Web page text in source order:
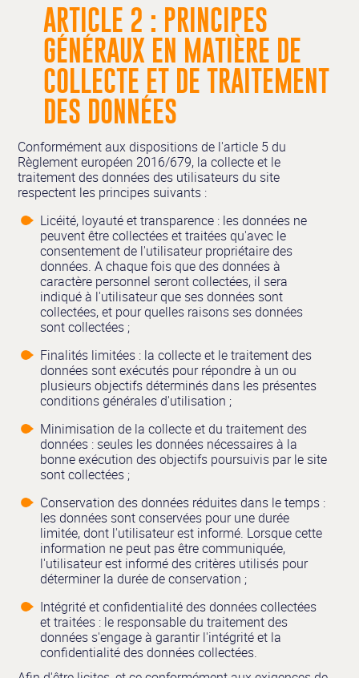
ARTICLE 2 : PRINCIPES
GÉNÉRAUX EN MATIÈRE DE
COLLECTE ET DE TRAITEMENT
DES DONNÉES
Conformément aux dispositions de l'article 5 du
Règlement européen 2016/679, la collecte et le
traitement des données des utilisateurs du site
respectent les principes suivants :
Licéité, loyauté et transparence : les données ne
peuvent être collectées et traitées qu'avec le
consentement de l'utilisateur propriétaire des
données. A chaque fois que des données à
caractère personnel seront collectées, il sera
indiqué à l'utilisateur que ses données sont
collectées, et pour quelles raisons ses données
sont collectées ;
Finalités limitées : la collecte et le traitement des
données sont exécutés pour répondre à un ou
plusieurs objectifs déterminés dans les présentes
conditions générales d'utilisation ;
Minimisation de la collecte et du traitement des
données : seules les données nécessaires à la
bonne exécution des objectifs poursuivis par le site
sont collectées ;
Conservation des données réduites dans le temps :
les données sont conservées pour une durée
limitée, dont l'utilisateur est informé. Lorsque cette
information ne peut pas être communiquée,
l'utilisateur est informé des critères utilisés pour
déterminer la durée de conservation ;
Intégrité et confidentialité des données collectées
et traitées : le responsable du traitement des
données s'engage à garantir l'intégrité et la
confidentialité des données collectées.